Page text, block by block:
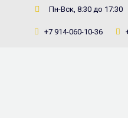
содержимому
Пн-Вск, 8:30 до 17:30
+7 914-060-10-36